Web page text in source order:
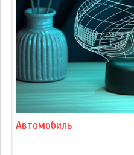
Автомобиль